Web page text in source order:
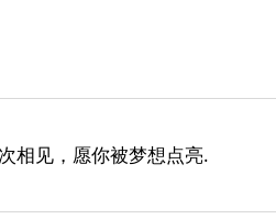
相见，愿你被梦想点亮.